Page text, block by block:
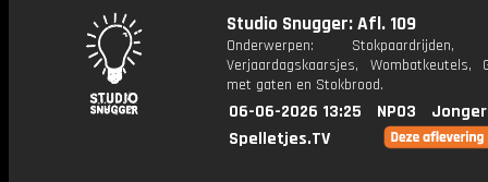
Studio Snugger: Afl. 109
Onderwerpen: Stokpaardrijden,
Verjaardagskaarsjes, Wombatkeutels,
met gaten en Stokbrood.
06-06-2026 13:25 NPO3
Spelletjes.TV